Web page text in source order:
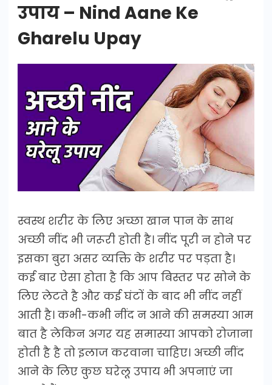
उपाय – Nind Aane Ke
Gharelu Upay
स्वस्थ शरीर के लिए अच्छा खान पान के साथ
अच्छी नींद भी जरूरी होती है। नींद पूरी न होने पर
इसका बुरा असर व्यक्ति के शरीर पर पड़ता है।
कई बार ऐसा होता है कि आप बिस्तर पर सोने के
लिए लेटते है और कई घंटों के बाद भी नींद नहीं
आती है। कभी-कभी नींद न आने की समस्या आम
बात है लेकिन अगर यह समास्या आपको रोजाना
होती है है तो इलाज करवाना चाहिए। अच्छी नींद
आने के लिए कुछ घरेलू उपाय भी अपनाएं जा